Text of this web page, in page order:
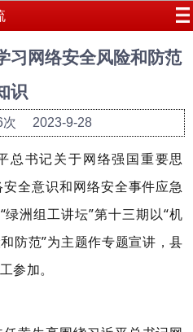
习网络安全风险和防范
识
次 2023-9-28
总书记关于网络强国重要思
全意识和网络安全事件应急
洲组工讲坛”第十三期以“机
防范”为主题作专题宣讲，县
参加。